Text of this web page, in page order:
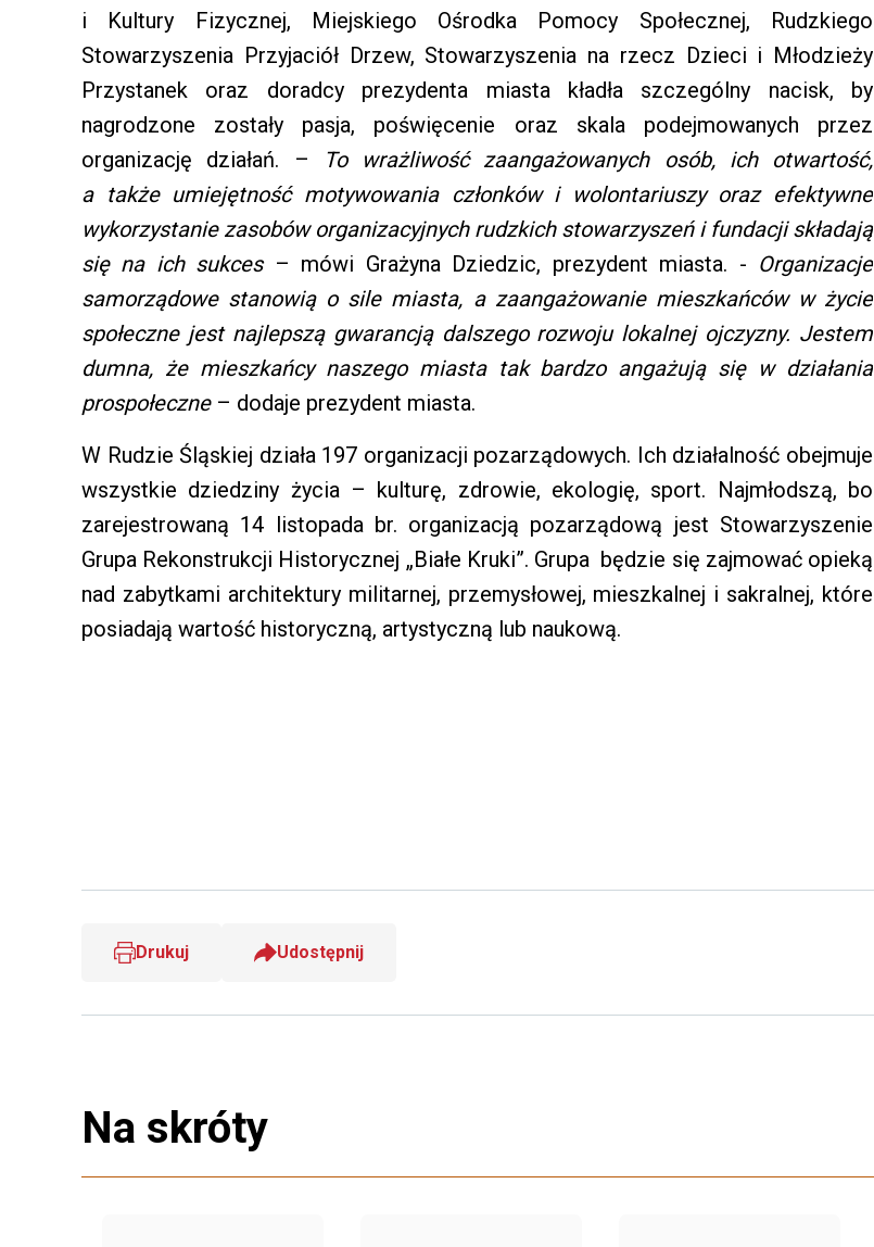
i Kultury Fizycznej, Miejskiego Ośrodka Pomocy Społecznej, Rudzkiego
Stowarzyszenia Przyjaciół Drzew, Stowarzyszenia na rzecz Dzieci i Młodzieży
Przystanek oraz doradcy prezydenta miasta kładła szczególny nacisk, by
nagrodzone zostały pasja, poświęcenie oraz skala podejmowanych przez
organizację działań. –
To wrażliwość zaangażowanych osób, ich otwartość,
a także umiejętność motywowania członków i wolontariuszy oraz efektywne
wykorzystanie zasobów organizacyjnych rudzkich stowarzyszeń i fundacji składają
się na ich sukces– mówi Grażyna Dziedzic, prezydent miasta. - Organizacje
samorządowe stanowią o sile miasta, a zaangażowanie mieszkańców w życie
społeczne jest najlepszą gwarancją dalszego rozwoju lokalnej ojczyzny. Jestem
dumna, że mieszkańcy naszego miasta tak bardzo angażują się w działania
prospołeczne– dodaje prezydent miasta.
W Rudzie Śląskiej działa 197 organizacji pozarządowych. Ich działalność obejmuje
wszystkie dziedziny życia – kulturę, zdrowie, ekologię, sport. Najmłodszą, bo
zarejestrowaną 14 listopada br. organizacją pozarządową jest Stowarzyszenie
Grupa Rekonstrukcji Historycznej „Białe Kruki”. Grupa będzie się zajmować opieką
nad zabytkami architektury militarnej, przemysłowej, mieszkalnej i sakralnej, które
posiadają wartość historyczną, artystyczną lub naukową.
Drukuj Udostępnij
Na skróty